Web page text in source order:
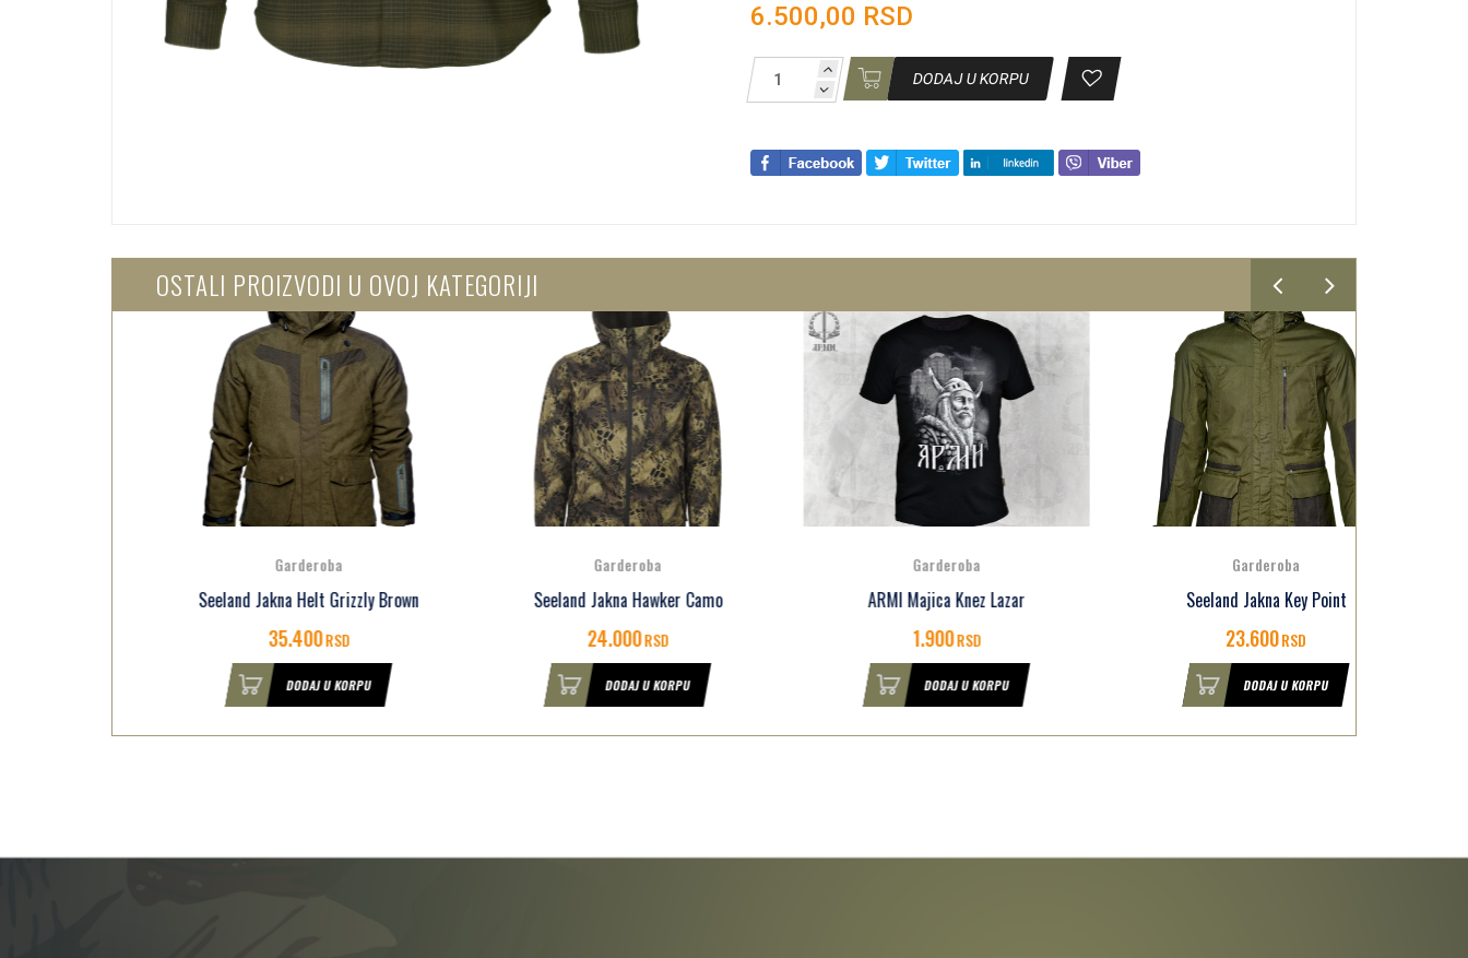
6.500,00 RSD
DODAJ U KORPU
OSTALI PROIZVODI U OVOJ KATEGORIJI
Garderoba
Seeland Jakna Helt Grizzly Brown
35.400RSD
DODAJ U KORPU
Garderoba
Seeland Jakna Hawker Camo
24.000RSD
DODAJ U KORPU
Garderoba
ARMI Majica Knez Lazar
RSD
DODAJ U KORPU
Garderoba
Seeland Jakna Key Point
23.600RSD
DODAJ U KORPU